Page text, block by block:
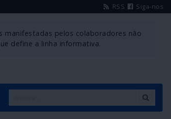
RSS Siga-nos
manifestadas pelos colaboradores não
define a linha informativa.